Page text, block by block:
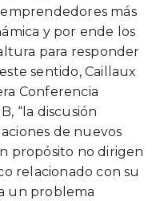
más
y por ende los
para responder
sentido, Caillaux
Conferencia
“la discusión
de nuevos
propósito no dirigen
relacionado con su
un problema